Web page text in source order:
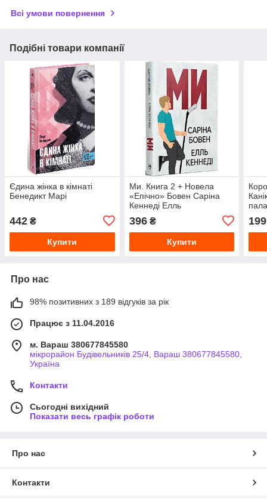
Всі умови повернення
Подібні товари компанії
Єдина жінка в кімнаті
Бенедикт Марі
442 ₴
Купити
Ми. Книга 2 + Новела
«Епічно» Бовен Саріна
Кеннеді Елль
396₴
Купити
199
Про нас
98% позитивних з 189 відгуків за рік
Працює з 11.04.2016
м. Вараш 380677845580
мікрорайон Будівельників 25/4, Вараш 380677845580,
Україна
Контакти
Сьогодні вихідний
Показати весь графік роботи
Про нас
Контакти